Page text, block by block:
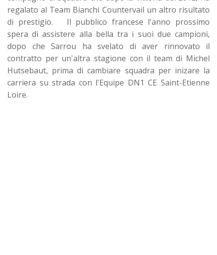
regalato al Team Bianchi Countervail un altro risultato
di prestigio. Il pubblico francese l'anno prossimo
spera di assistere alla bella tra i suoi due campioni,
dopo che Sarrou ha svelato di aver rinnovato il
contratto per un'altra stagione con il team di Michel
Hutsebaut, prima di cambiare squadra per inizare la
carriera su strada con l'Equipe DN1 CE Saint-Etienne
Loire.